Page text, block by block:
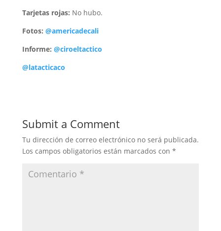
Tarjetas rojas: No hubo.
Fotos: @americadecali
Informe: @ciroeltactico
@latacticaco
Submit a Comment
Tu dirección de correo electrónico no será publicada.
Los campos obligatorios están marcados con *